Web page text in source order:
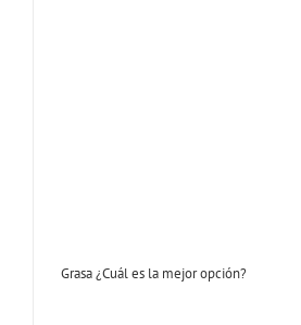
Grasa ¿Cuál es la mejor opción?